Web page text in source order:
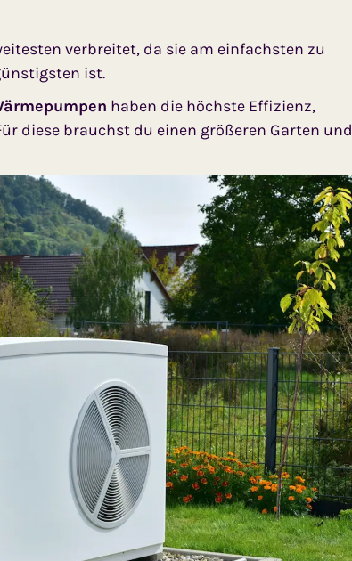
verbreitet, da sie am einfachsten zu
ist.
haben die höchste Effizienz,
diese brauchst du einen größeren Garten und